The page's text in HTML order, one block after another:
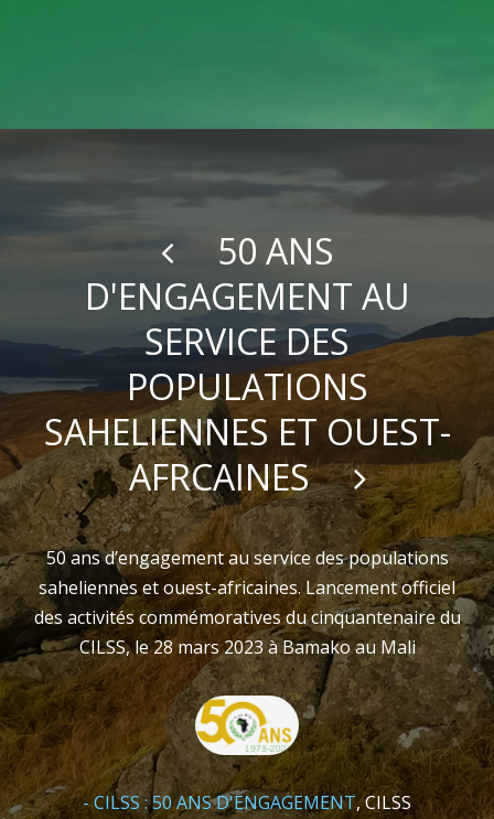
50 ANS
D'ENGAGEMENT AU
SERVICE DES
POPULATIONS
SAHELIENNES ET OUEST-
AFRCAINES
50 ans d’engagement au service des populations
saheliennes et ouest-africaines. Lancement officiel
des activités commémoratives du cinquantenaire du
CILSS, le 28 mars 2023 à Bamako au Mali
50 ans d'engagement au service des populations